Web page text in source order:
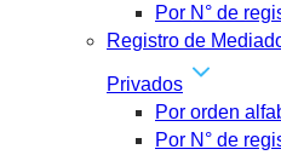
Por N° de
Registro de
Privados
Por orden
Por N° de